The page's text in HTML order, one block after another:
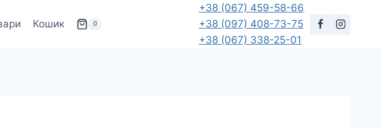
Кошик 0
+38 (067) 459-58-66
+38 (097) 408-73-75
+38 (067) 338-25-01